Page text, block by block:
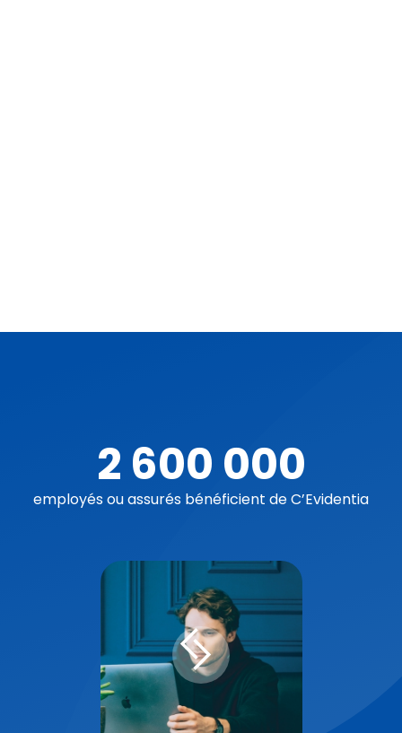
2 600 000
employés ou assurés bénéficient de C’Evidentia